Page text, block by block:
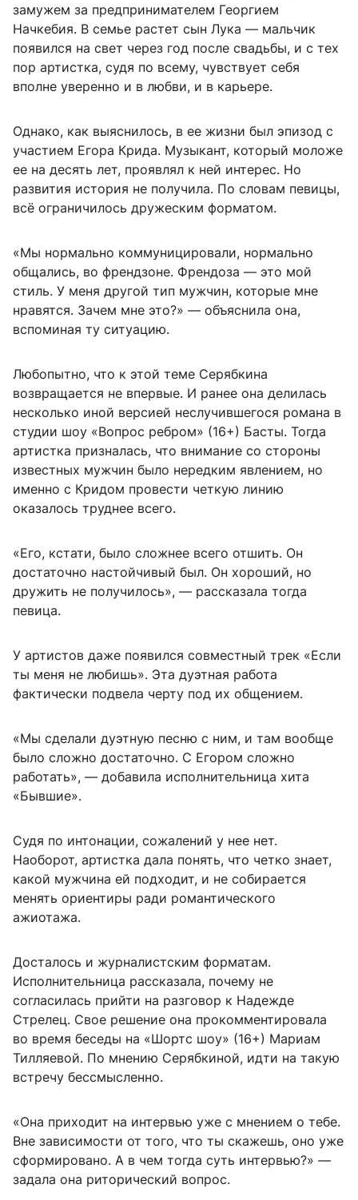
замужем за предпринимателем Георгием
Начкебия. В семье растет сын Лука — мальчик
появился на свет через год после свадьбы, и с тех
пор артистка, судя по всему, чувствует себя
вполне уверенно и в любви, и в карьере.
Однако, как выяснилось, в ее жизни был эпизод с
участием Егора Крида. Музыкант, который моложе
ее на десять лет, проявлял к ней интерес. Но
развития история не получила. По словам певицы,
всё ограничилось дружеским форматом.
«Мы нормально коммуницировали, нормально
общались, во френдзоне. Френдоза — это мой
стиль. У меня другой тип мужчин, которые мне
нравятся. Зачем мне это?» — объяснила она,
вспоминая ту ситуацию.
Любопытно, что к этой теме Серябкина
возвращается не впервые. И ранее она делилась
несколько иной версией неслучившегося романа в
студии шоу «Вопрос ребром» (16+) Басты. Тогда
артистка призналась, что внимание со стороны
известных мужчин было нередким явлением, но
именно с Кридом провести четкую линию
оказалось труднее всего.
«Его, кстати, было сложнее всего отшить. Он
достаточно настойчивый был. Он хороший, но
дружить не получилось», — рассказала тогда
певица.
У артистов даже появился совместный трек «Если
ты меня не любишь». Эта дуэтная работа
фактически подвела черту под их общением.
«Мы сделали дуэтную песню с ним, и там вообще
было сложно достаточно. С Егором сложно
работать», — добавила исполнительница хита
«Бывшие».
Судя по интонации, сожалений у нее нет.
Наоборот, артистка дала понять, что четко знает,
какой мужчина ей подходит, и не собирается
менять ориентиры ради романтического
ажиотажа.
Досталось и журналистским форматам.
Исполнительница рассказала, почему не
согласилась прийти на разговор к Надежде
Стрелец. Свое решение она прокомментировала
во время беседы на «Шортс шоу» (16+) Мариам
Тилляевой. По мнению Серябкиной, идти на такую
встречу бессмысленно.
«Она приходит на интервью уже с мнением о тебе.
Вне зависимости от того, что ты скажешь, оно уже
сформировано. А в чем тогда суть интервью?» —
задала она риторический вопрос.